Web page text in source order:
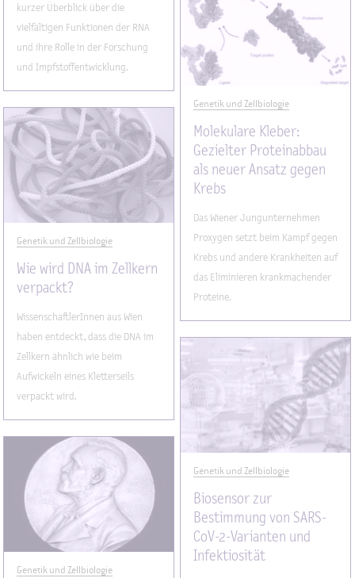
kurzer Überblick über die
vielfältigen Funktionen der RNA
und ihre Rolle in der Forschung
und Impfstoffentwicklung.
Genetik und Zellbiologie
Molekulare Kleber:
Gezielter Proteinabbau
als neuer Ansatz gegen
Krebs
Das Wiener Jungunternehmen
Proxygen setzt beim Kampf gegen
Krebs und andere Krankheiten auf
das Eliminieren krankmachender
Proteine.
Genetik und Zellbiologie
Wie wird DNA im Zellkern
verpackt?
WissenschaftlerInnen aus Wien
haben entdeckt, dass die DNA im
Zellkern ähnlich wie beim
Aufwickeln eines Kletterseils
verpackt wird.
Genetik und Zellbiologie
Biosensor zur
Bestimmung von SARS-
CoV-2-Varianten und
Infektiosität
Genetik und Zellbiologie